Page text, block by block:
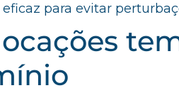
para evitar